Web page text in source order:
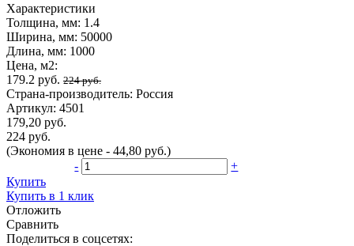
Характеристики
Толщина, мм: 1.4
Ширина, мм: 50000
Длина, мм: 1000
Цена, м2:
179.2 руб. 224 руб.
Страна-производитель: Россия
Артикул: 4501
179,20 руб.
224 руб.
(Экономия в цене - 44,80 руб.)
-
+
Купить
Купить в 1 клик
Отложить
Сравнить
Поделиться в соцсетях: